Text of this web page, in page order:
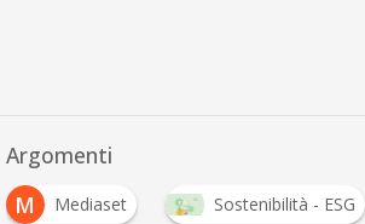
Argomenti
M Mediaset Sostenibilità - ESG